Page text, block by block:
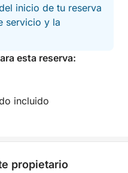
petición
del Golfo de
inicio de tu reserva
servicio y la
esta reserva:
incluido
propietario